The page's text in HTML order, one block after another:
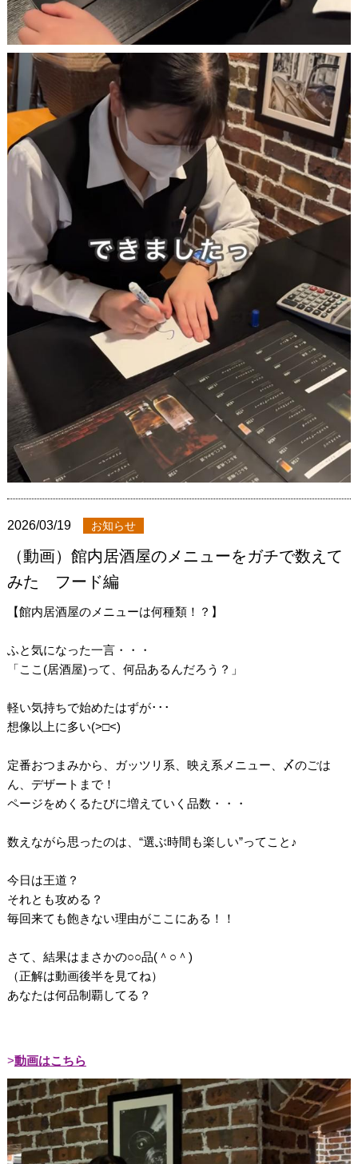
2026/03/19 お知らせ
（動画）館内居酒屋のメニューをガチで数えて
みた フード編
【館内居酒屋のメニューは何種類！？】
ふと気になった一言・・・
「ここ(居酒屋)って、何品あるんだろう？」
軽い気持ちで始めたはずが･･･
想像以上に多い(>□<)
定番おつまみから、ガッツリ系、映え系メニュー、〆のごは
ん、デザートまで！
ページをめくるたびに増えていく品数・・・
数えながら思ったのは、“選ぶ時間も楽しい”ってこと♪
今日は王道？
それとも攻める？
毎回来ても飽きない理由がここにある！！
さて、結果はまさかの○○品(＾○＾)
（正解は動画後半を見てね）
あなたは何品制覇してる？
動画はこちら